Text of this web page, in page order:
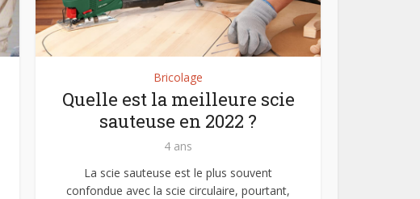
Bricolage
Quelle est la meilleure scie
sauteuse en 2022 ?
4 ans
La scie sauteuse est le plus souvent
confondue avec la scie circulaire, pourtant,